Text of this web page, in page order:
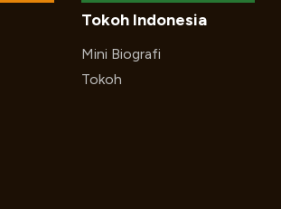
Tokoh Indonesia
Mini Biografi
Tokoh